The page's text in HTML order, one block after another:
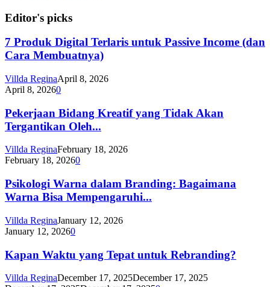
Editor's picks
7 Produk Digital Terlaris untuk Passive Income (dan
Cara Membuatnya)
Villda ReginaApril 8, 2026
April 8, 20260
Pekerjaan Bidang Kreatif yang Tidak Akan
Tergantikan Oleh...
Villda ReginaFebruary 18, 2026
February 18, 20260
Psikologi Warna dalam Branding: Bagaimana
Warna Bisa Mempengaruhi...
Villda ReginaJanuary 12, 2026
January 12, 20260
Kapan Waktu yang Tepat untuk Rebranding?
Villda ReginaDecember 17, 2025December 17, 2025